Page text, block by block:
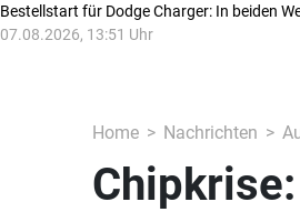
Bestellstart für Dodge Charger: In beiden
07.08.2026, 13:51 Uhr
Home Nachrichten